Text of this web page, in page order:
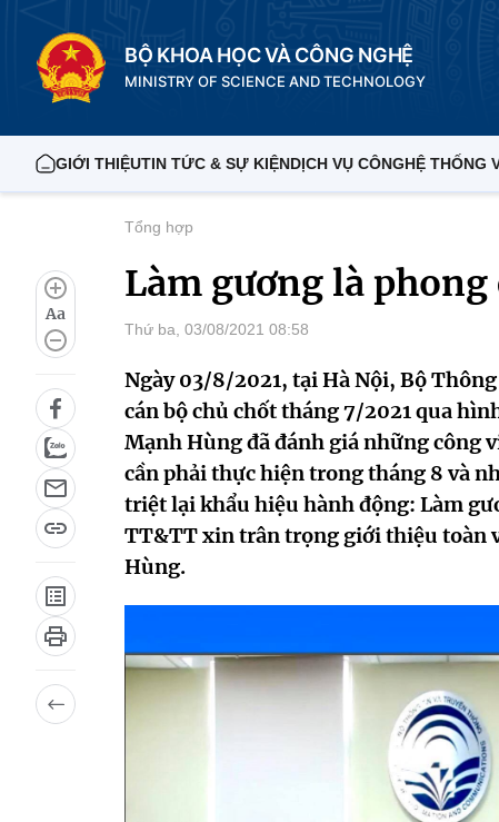
BỘ KHOA HỌC VÀ CÔNG NGHỆ
MINISTRY OF SCIENCE AND TECHNOLOGY
GIỚI THIỆUTIN TỨC & SỰ KIỆNDỊCH VỤ CÔNGHỆ THỐNG
Aa
Tổng hợp
Làm gương là
Thứ ba, 03/08/2021 08:58
Ngày 03/8/2021, tại Hà Nội, Bộ
cán bộ chủ chốt tháng 7/2021 qua
Mạnh Hùng đã đánh giá những công
cần phải thực hiện trong tháng 8 và
triệt lại khẩu hiệu hành động: Làm
TT&TT xin trân trọng giới thiệu toàn
Hùng.